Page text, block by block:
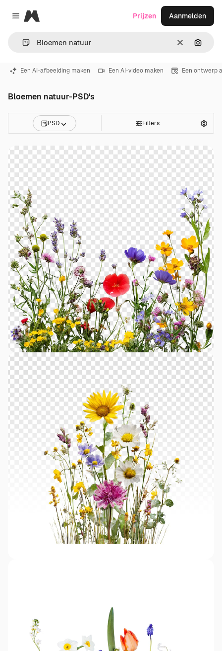
Close menu
Magnific
Wissen
Prijzen Aanmelden
Een AI-afbeelding maken Een AI-video maken Een ontwerp
Bloemen natuur-PSD's
PSD Filters